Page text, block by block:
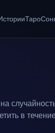
Таро
в